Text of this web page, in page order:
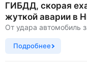
ГИБДД, скорая
жуткой аварии в
От удара автомобиль
Подробнее